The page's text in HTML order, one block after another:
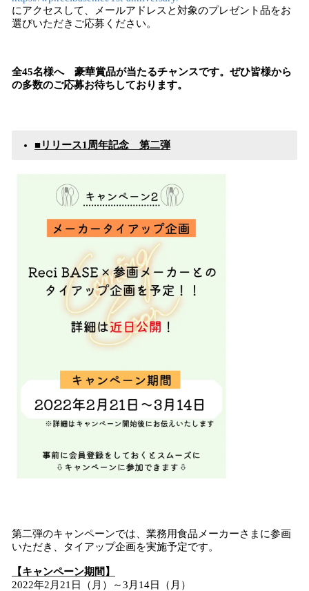
にアクセスして、メールアドレスと対象のプレゼント品をお
選びいただきご応募ください。
全45名様へ 豪華賞品が当たるチャンスです。ぜひ皆様から
の多数のご応募お待ちしております。
■リリース1周年記念 第二弾
第二弾のキャンペーンでは、業務用食品メーカーさまに参画
いただき、タイアップ企画を実施予定です。
【キャンペーン期間】
2022年2月21日（月）～3月14日（月）